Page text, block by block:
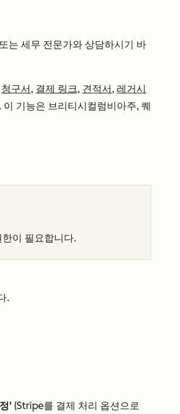
는 세무 전문가와 상담하시기 바
청구서, 결제 링크, 견적서, 레거시
기능은 브리티시컬럼비아주, 퀘
한이 필요합니다.
.
' (Stripe를 결제 처리 옵션으로